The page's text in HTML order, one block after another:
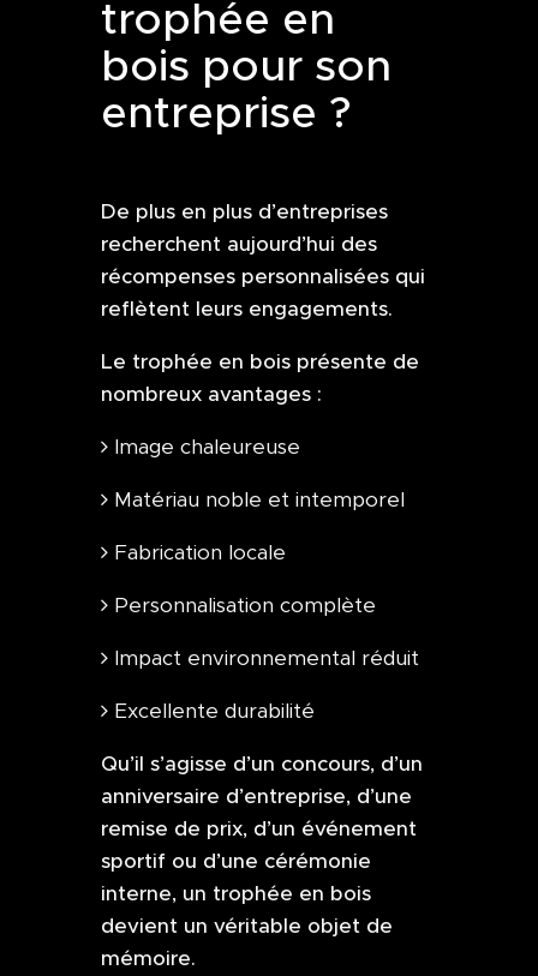
trophée en
bois pour son
entreprise ?
De plus en plus d’entreprises
recherchent aujourd’hui des
récompenses personnalisées qui
reflètent leurs engagements.
Le trophée en bois présente de
nombreux avantages :
Image chaleureuse
Matériau noble et intemporel
Fabrication locale
Personnalisation complète
Impact environnemental réduit
Excellente durabilité
Qu’il s’agisse d’un concours, d’un
anniversaire d’entreprise, d’une
remise de prix, d’un événement
sportif ou d’une cérémonie
interne, un trophée en bois
devient un véritable objet de
mémoire.